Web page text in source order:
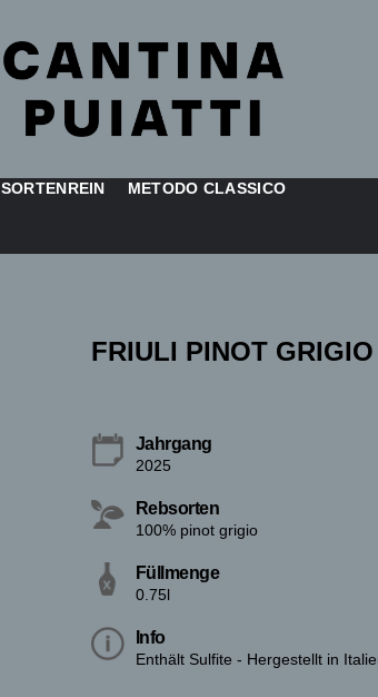
SORTENREIN METODO CLASSICO
FRIULI PINOT
Jahrgang
2025
Rebsorten
100% pinot grigio
Füllmenge
0.75l
Info
Enthält Sulfite - Hergestellt in